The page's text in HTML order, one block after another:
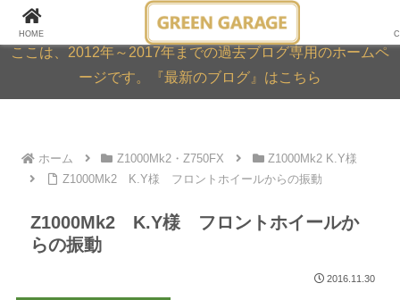
GREEN GARAGE ARCHIVE
ここは、2012年～2017年までの過去ブログ専用のホームペ
ージです。『最新のブログ』はこちら
ホーム Z1000Mk2・Z750FX
Z1000Mk2 K.Y様
Z1000Mk2 K.Y様 フロントホイールからの振動
Z1000Mk2 K.Y様 フロントホイールか
らの振動
2016.11.30
HOME